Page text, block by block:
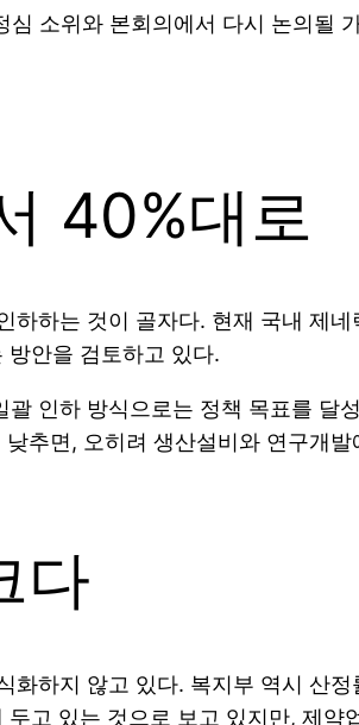
소위와 본회의에서 다시 논의될
40%대로
하는 것이 골자다. 현재 국내 제
안을 검토하고 있다.
인하 방식으로는 정책 목표를 달
추면, 오히려 생산설비와 연구개
다
하지 않고 있다. 복지부 역시 산정
고 있는 것으로 보고 있지만, 제약